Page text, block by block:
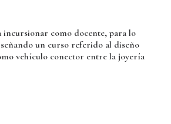
incursionar como docente, para lo
un curso referido al diseño
vehículo conector entre la joyería